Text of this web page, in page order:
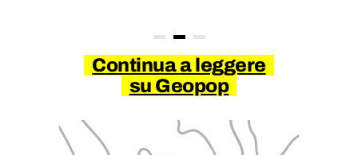
Continua a leggere
su Geopop